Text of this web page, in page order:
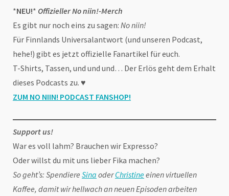
*NEU!* Offizieller No niin!-Merch
Es gibt nur noch eins zu sagen: No niin!
Für Finnlands Universalantwort (und unseren Podcast,
hehe!) gibt es jetzt offizielle Fanartikel für euch.
T-Shirts, Tassen, und und und… Der Erlös geht dem Erhalt
dieses Podcasts zu. ♥
ZUM NO NIIN! PODCAST FANSHOP!
Support us!
War es voll lahm? Brauchen wir Expresso?
Oder willst du mit uns lieber Fika machen?
So geht’s: Spendiere Sina oderChristineeinen virtuellen
Kaffee, damit wir hellwach an neuen Episoden arbeiten